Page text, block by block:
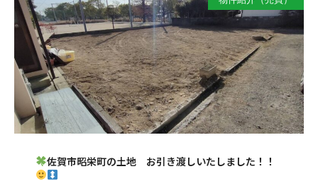
佐賀市昭栄町の土地 お引き渡しいたしました！！